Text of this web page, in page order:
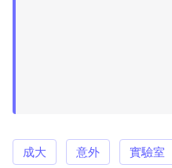
成大 意外 實驗室